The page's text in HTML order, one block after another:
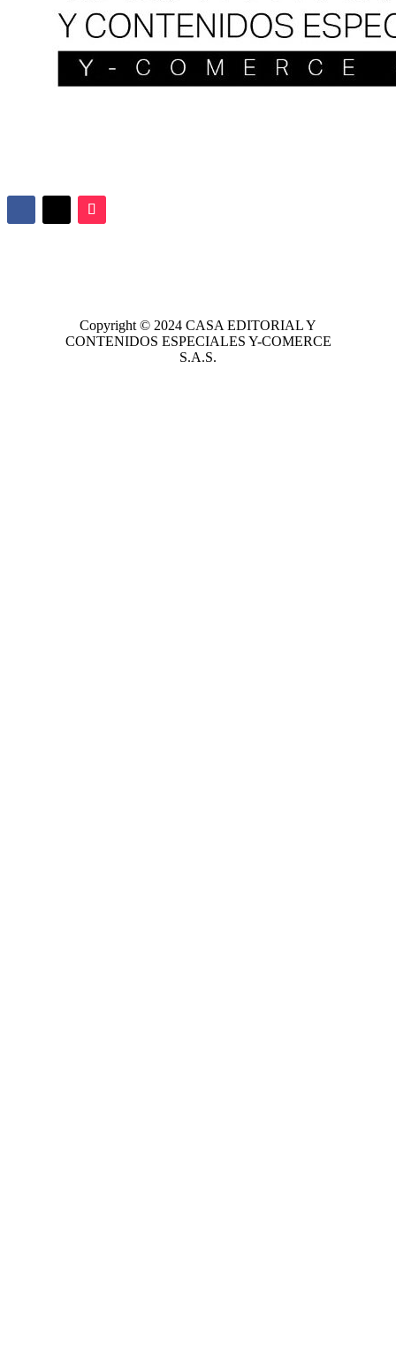
Copyright © 2024 CASA EDITORIALY
CONTENIDOS ESPECIALES Y-COMERCE
S.A.S.